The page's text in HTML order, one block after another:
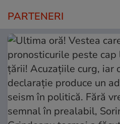
PARTENERI